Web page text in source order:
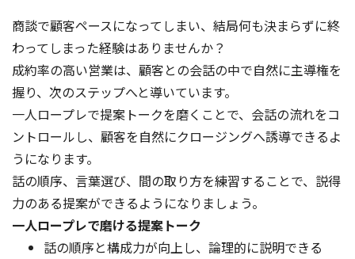
商談で顧客ペースになってしまい、結局何も決まらずに終
わってしまった経験はありませんか？
成約率の高い営業は、顧客との会話の中で自然に主導権を
握り、次のステップへと導いています。
一人ロープレで提案トークを磨くことで、会話の流れをコ
ントロールし、顧客を自然にクロージングへ誘導できるよ
うになります。
話の順序、言葉選び、間の取り方を練習することで、説得
力のある提案ができるようになりましょう。
一人ロープレで磨ける提案トーク
話の順序と構成力が向上し、論理的に説明できる